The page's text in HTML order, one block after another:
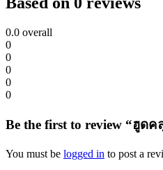
0.0 overall
0
0
0
0
0
Be the first to review “ฮูด
You must be logged in to post a